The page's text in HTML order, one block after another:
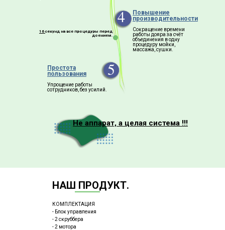
16 секунд на все процедуры перед
доением.
4
Сокращение времени
работы дояра за счёт
объединения в одну
процедуру мойки,
массажа, сушки.
Повышение
производительности
Не аппарат, а целая система !!!
Простота
пользования
Упрощение работы
сотрудников, без усилий.
5
НАШ ПРОДУКТ.
КОМПЛЕКТАЦИЯ
- Блок управления
- 2 скруббера
- 2 мотора